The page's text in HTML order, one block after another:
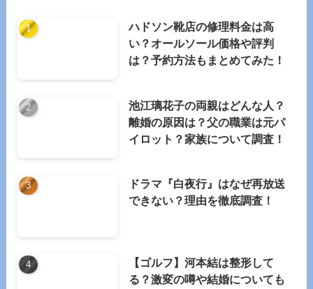
ハドソン靴店の修理料金は高
い？オールソール価格や評判
は？予約方法もまとめてみた！
池江璃花子の両親はどんな人？
離婚の原因は？父の職業は元パ
イロット？家族について調査！
ドラマ『白夜行』はなぜ再放送
できない？理由を徹底調査！
【ゴルフ】河本結は整形して
る？激変の噂や結婚についても